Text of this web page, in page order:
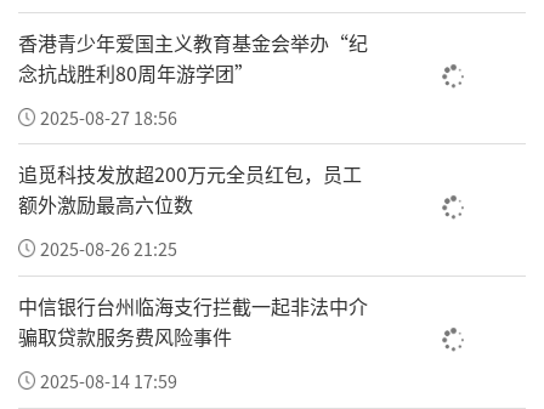
龄老人、社区学龄前儿童。驿站常态化提供人
员信息建档、装备申领、走失求助、定期科普
等公益服务，定期组织公益讲师进社区宣讲防
走失知识，形成「日常科普—设备保障—走失帮
扶」全闭环服务模式。
海量健康驿站的落地布设，成为金钥匙工程扎
根基层的关键支点，让公益服务走出阶段性活
动框架，变成常驻社区、常驻校园的民生便民
项目，织就一张遍布城乡的立体化安全防护网
络。
香港青少年爱国主义教育基金会举办“纪
念抗战胜利80周年游学团”
2025-08-27 18:56
追觅科技发放超200万元全员红包，员工
额外激励最高六位数
2025-08-26 21:25
中信银行台州临海支行拦截一起非法中介
骗取贷款服务费风险事件
2025-08-14 17:59